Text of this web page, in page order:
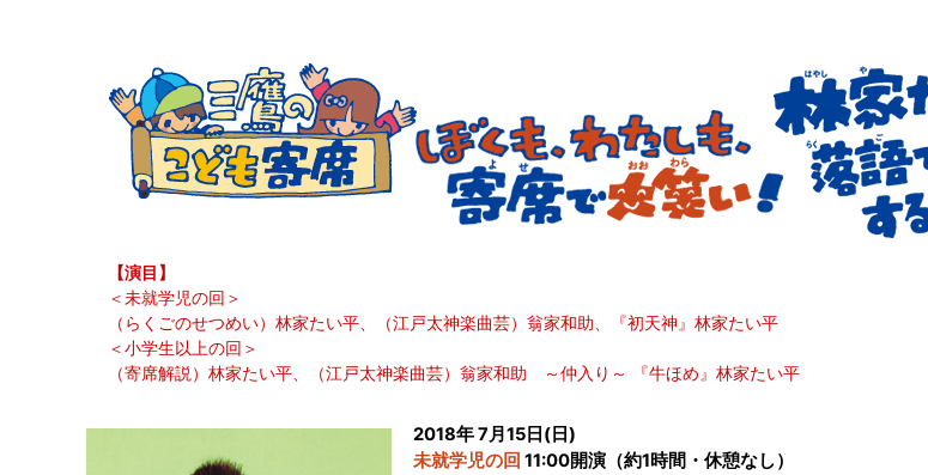
【演目】
＜未就学児の回＞
（らくごのせつめい）林家たい平、（江戸太神楽曲芸）翁家和助、『初天神』林家たい平
＜小学生以上の回＞
（寄席解説）林家たい平、（江戸太神楽曲芸）翁家和助 ～仲入り～ 『牛ほめ』林家たい平
2018年 7月15日(日)
未就学児の回 11:00開演（約1時間・休憩なし）